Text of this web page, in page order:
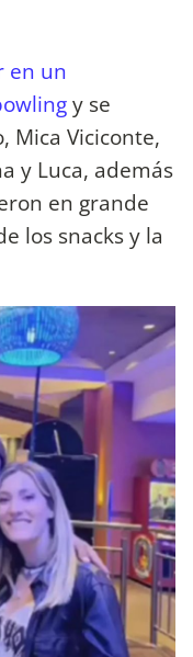
en un
y se
Mica Viciconte,
y Luca, además
en grande
los snacks y la